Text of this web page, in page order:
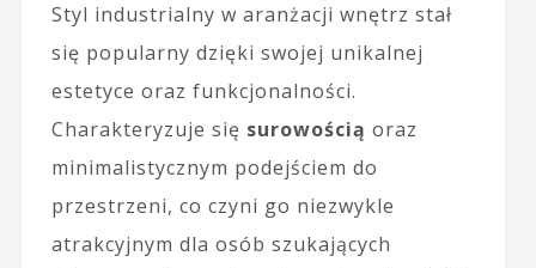
Styl industrialny w aranżacji wnętrz stał
się popularny dzięki swojej unikalnej
estetyce oraz funkcjonalności.
Charakteryzuje się surowością oraz
minimalistycznym podejściem do
przestrzeni, co czyni go niezwykle
atrakcyjnym dla osób szukających